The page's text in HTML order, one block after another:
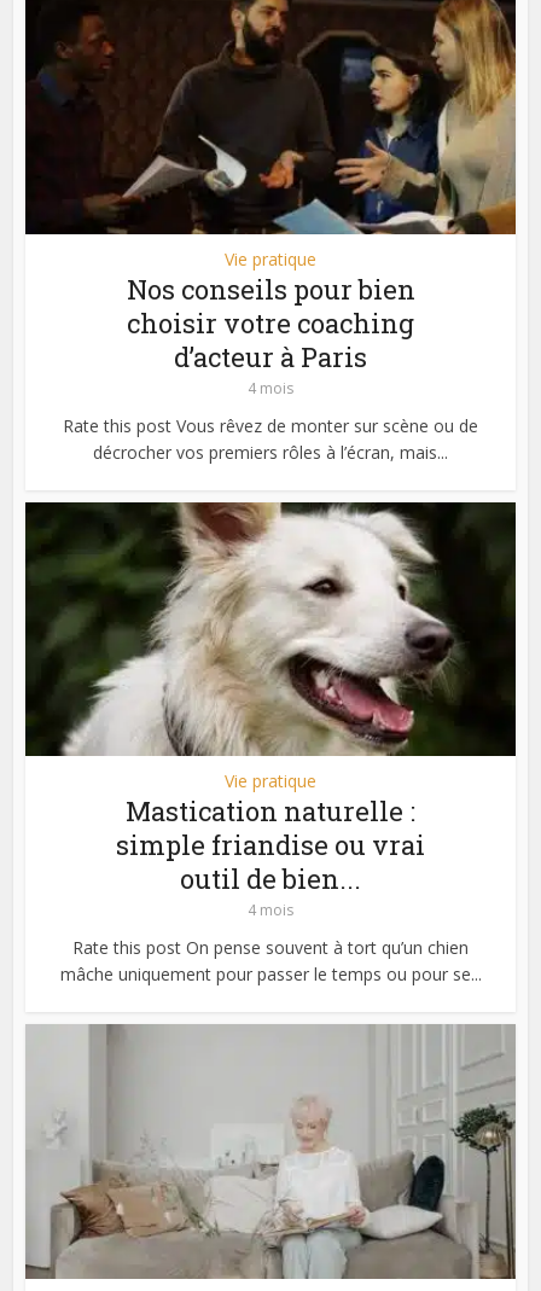
Vie pratique
Nos conseils pour bien
choisir votre coaching
d’acteur à Paris
4 mois
Rate this post Vous rêvez de monter sur scène ou de
décrocher vos premiers rôles à l’écran, mais...
Vie pratique
Mastication naturelle :
simple friandise ou vrai
outil de bien...
4 mois
Rate this post On pense souvent à tort qu’un chien
mâche uniquement pour passer le temps ou pour se...